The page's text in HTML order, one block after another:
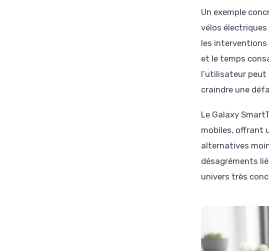
Un exemple
vélos électriques
les interventions
et le temps
l’utilisateur
craindre une
Le Galaxy
mobiles, offrant
alternatives
désagréments
univers très